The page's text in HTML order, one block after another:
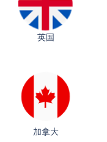
英国
加拿大